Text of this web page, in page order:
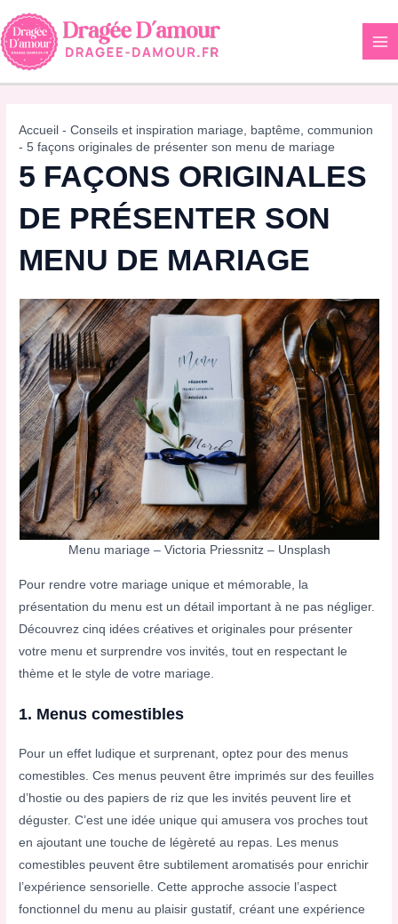
Aller
au
contenu
Accueil -Conseils et inspiration mariage, baptême, communion
-5 façons originales de présenter son menu de mariage
5 FAÇONS ORIGINALES
DE PRÉSENTER SON
MENU DE MARIAGE
Menu mariage – Victoria Priessnitz – Unsplash
Pour rendre votre mariage unique et mémorable, la
présentation du menu est un détail important à ne pas négliger.
Découvrez cinq idées créatives et originales pour présenter
votre menu et surprendre vos invités, tout en respectant le
thème et le style de votre mariage.
1. Menus comestibles
Pour un effet ludique et surprenant, optez pour des menus
comestibles. Ces menus peuvent être imprimés sur des feuilles
d’hostie ou des papiers de riz que les invités peuvent lire et
déguster. C’est une idée unique qui amusera vos proches tout
en ajoutant une touche de légèreté au repas. Les menus
comestibles peuvent être subtilement aromatisés pour enrichir
l’expérience sensorielle. Cette approche associe l’aspect
fonctionnel du menu au plaisir gustatif, créant une expérience